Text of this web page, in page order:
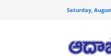
Saturday,